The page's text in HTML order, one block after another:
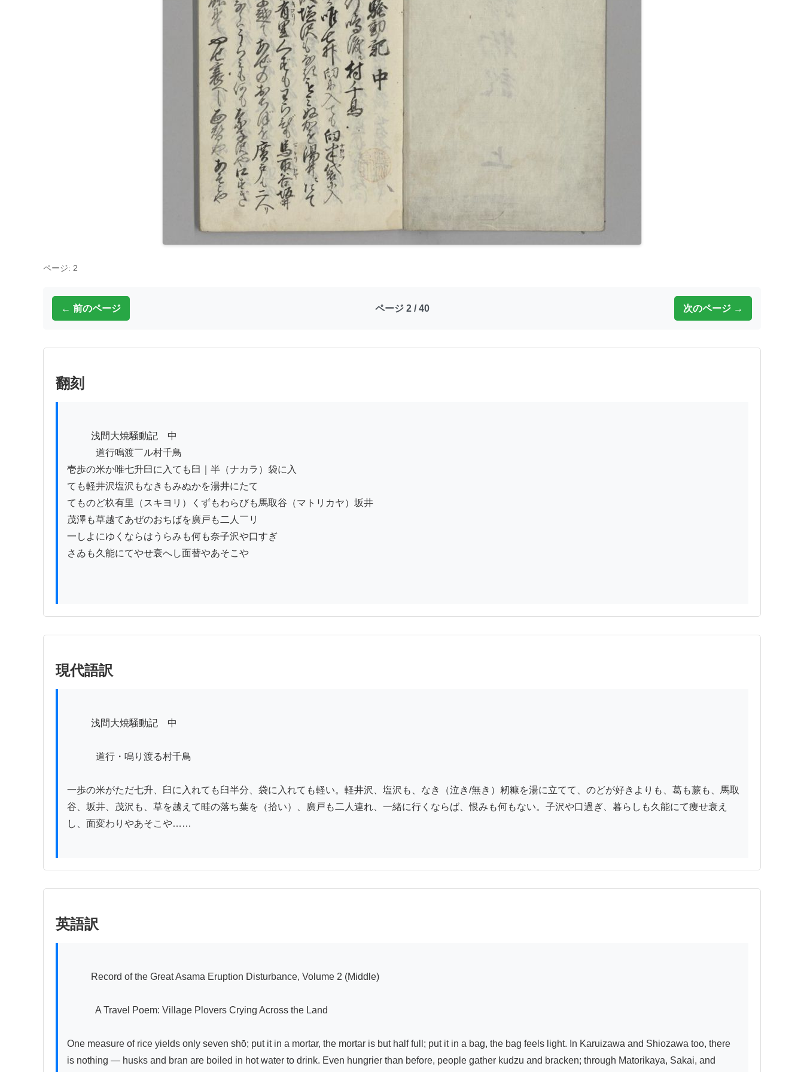
ページ: 2
← 前のページ ページ 2 / 40 次のページ →
翻刻
道行鳴渡￣ル村千鳥
壱歩の米か唯七升臼に入ても臼｜半（ナカラ）袋に入
ても軽井沢塩沢もなきもみぬかを湯井にたて
てものど杦有里（スキヨリ）くずもわらびも馬取谷（マトリカヤ）坂井
茂澤も草越てあぜのおちばを廣戸も二人￣リ
一しよにゆくならはうらみも何も奈子沢や口すぎ
さゐも久能にてやせ衰へし面替やあそこや
現代語訳
道行・鳴り渡る村千鳥
一歩の米がただ七升、臼に入れても臼半分、袋に入れても軽い。軽井沢、塩沢も、なき（泣き/無き）籾糠を湯に立てて、のどが好きよりも、葛も蕨も、馬取
谷、坂井、茂沢も、草を越えて畦の落ち葉を（拾い）、廣戸も二人連れ、一緒に行くならば、恨みも何もない。子沢や口過ぎ、暮らしも久能にて痩せ衰え
し、面変わりやあそこや……
英語訳
A Travel Poem: Village Plovers Crying Across the Land
One measure of rice yields only seven shō; put it in a mortar, the mortar is but half full; put it in a bag, the bag feels light. In Karuizawa and Shiozawa too, there
is nothing — husks and bran are boiled in hot water to drink. Even hungrier than before, people gather kudzu and bracken; through Matorikaya, Sakai, and